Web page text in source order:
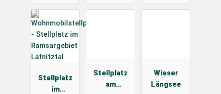
Stellplatz
im
Stellplatz
am
Wieser
Längsee